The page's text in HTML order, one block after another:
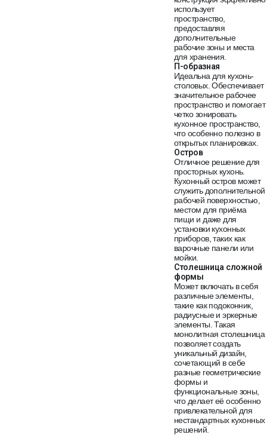
использует
пространство,
предоставляя
дополнительные
рабочие зоны и места
для хранения.
П-образная
Идеальна для кухонь-
столовых. Обеспечивает
значительное рабочее
пространство и помогает
четко зонировать
кухонное пространство,
что особенно полезно в
открытых планировках.
Остров
Отличное решение для
просторных кухонь.
Кухонный остров может
служить дополнительной
рабочей поверхностью,
местом для приёма
пищи и даже для
установки кухонных
приборов, таких как
варочные панели или
мойки.
Столешница сложной
формы
Может включать в себя
различные элементы,
такие как подоконник,
радиусные и эркерные
элементы. Такая
монолитная столешница
позволяет создать
уникальный дизайн,
сочетающий в себе
разные геометрические
формы и
функциональные зоны,
что делает её особенно
привлекательной для
нестандартных кухонных
решений.